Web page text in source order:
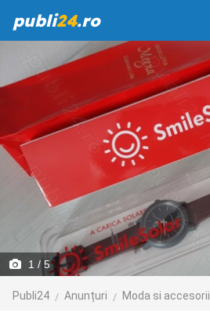
publi24.ro
1 / 5
Publi24 Anunțuri Moda si accesorii